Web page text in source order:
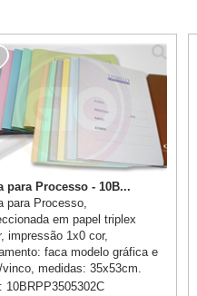
para Processo - 10B...
para Processo,
em papel triplex
impressão 1x0 cor,
faca modelo gráfica e
vinco, medidas: 35x53cm.
10BRPP3505302C